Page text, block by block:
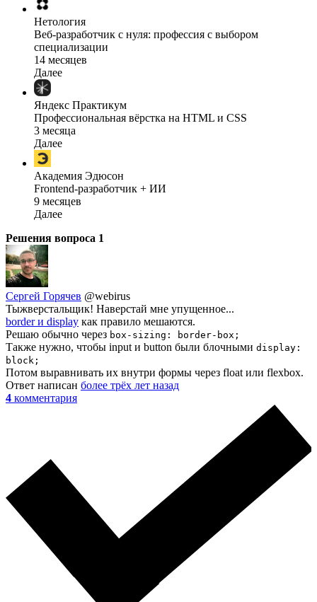
Нетология
Веб-разработчик с нуля: профессия с выбором
специализации
14 месяцев
Далее
Яндекс Практикум
Профессиональная вёрстка на HTML и CSS
3 месяца
Далее
Академия Эдюсон
Frontend-разработчик + ИИ
9 месяцев
Далее
Решения вопроса 1
Сергей Горячев @webirus
Тыжверстальщик! Наверстай мне упущенное...
border и display как правило мешаются.
Решаю обычно через box-sizing: border-box;
Также нужно, чтобы input и button были блочными display:
block;
Потом выравнивать их внутри формы через float или flexbox.
Ответ написан более трёх лет назад
4 комментария